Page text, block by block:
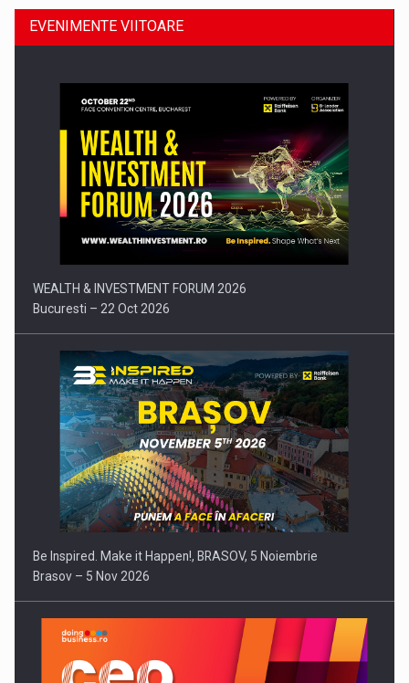
Comunicat de presa: Joburile part-time reincep sa intre pe…
EVENIMENTE VIITOARE
WEALTH & INVESTMENT FORUM 2026
Bucuresti – 22 Oct 2026
Be Inspired. Make it Happen!, BRASOV, 5 Noiembrie
Brasov – 5 Nov 2026